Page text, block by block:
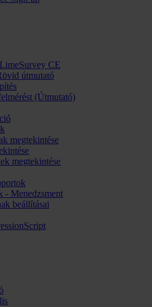
CE
útmutató
(Útmutató)
megtekintése
megtekintése
- Menedzsment
beállításai